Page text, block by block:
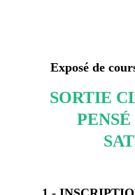
Exposé de
SORTIE